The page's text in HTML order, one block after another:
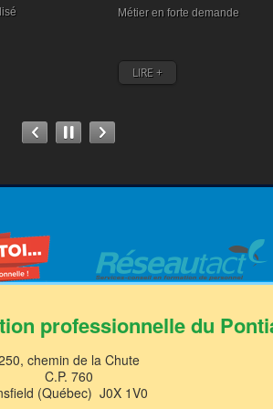
Métier en forte demande
LIRE +
professionnelle du
chemin de la Chute
C.P. 760
(Québec) J0X 1V0